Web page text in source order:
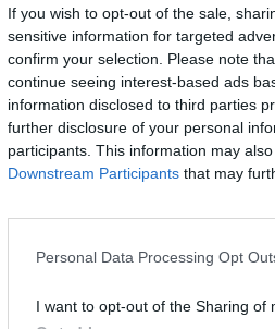
If you wish to opt-out of the sale,
sensitive information for targeted
confirm your selection. Please note
continue seeing interest-based ads
information disclosed to third parties
further disclosure of your personal
participants. This information may
Downstream Participants that may
Personal Data Processing Opt
I want to opt-out of the Sharing of
κοινωνικό
Ελένη
Δημοφιλή Άρθρα